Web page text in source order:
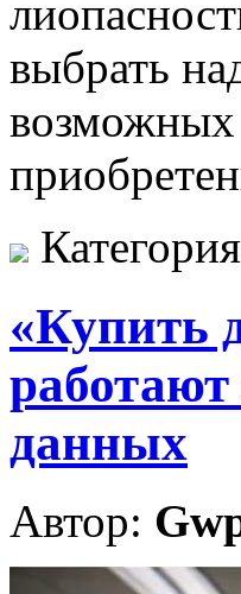
выбрать
возможных
«Купить
данных
Автор: